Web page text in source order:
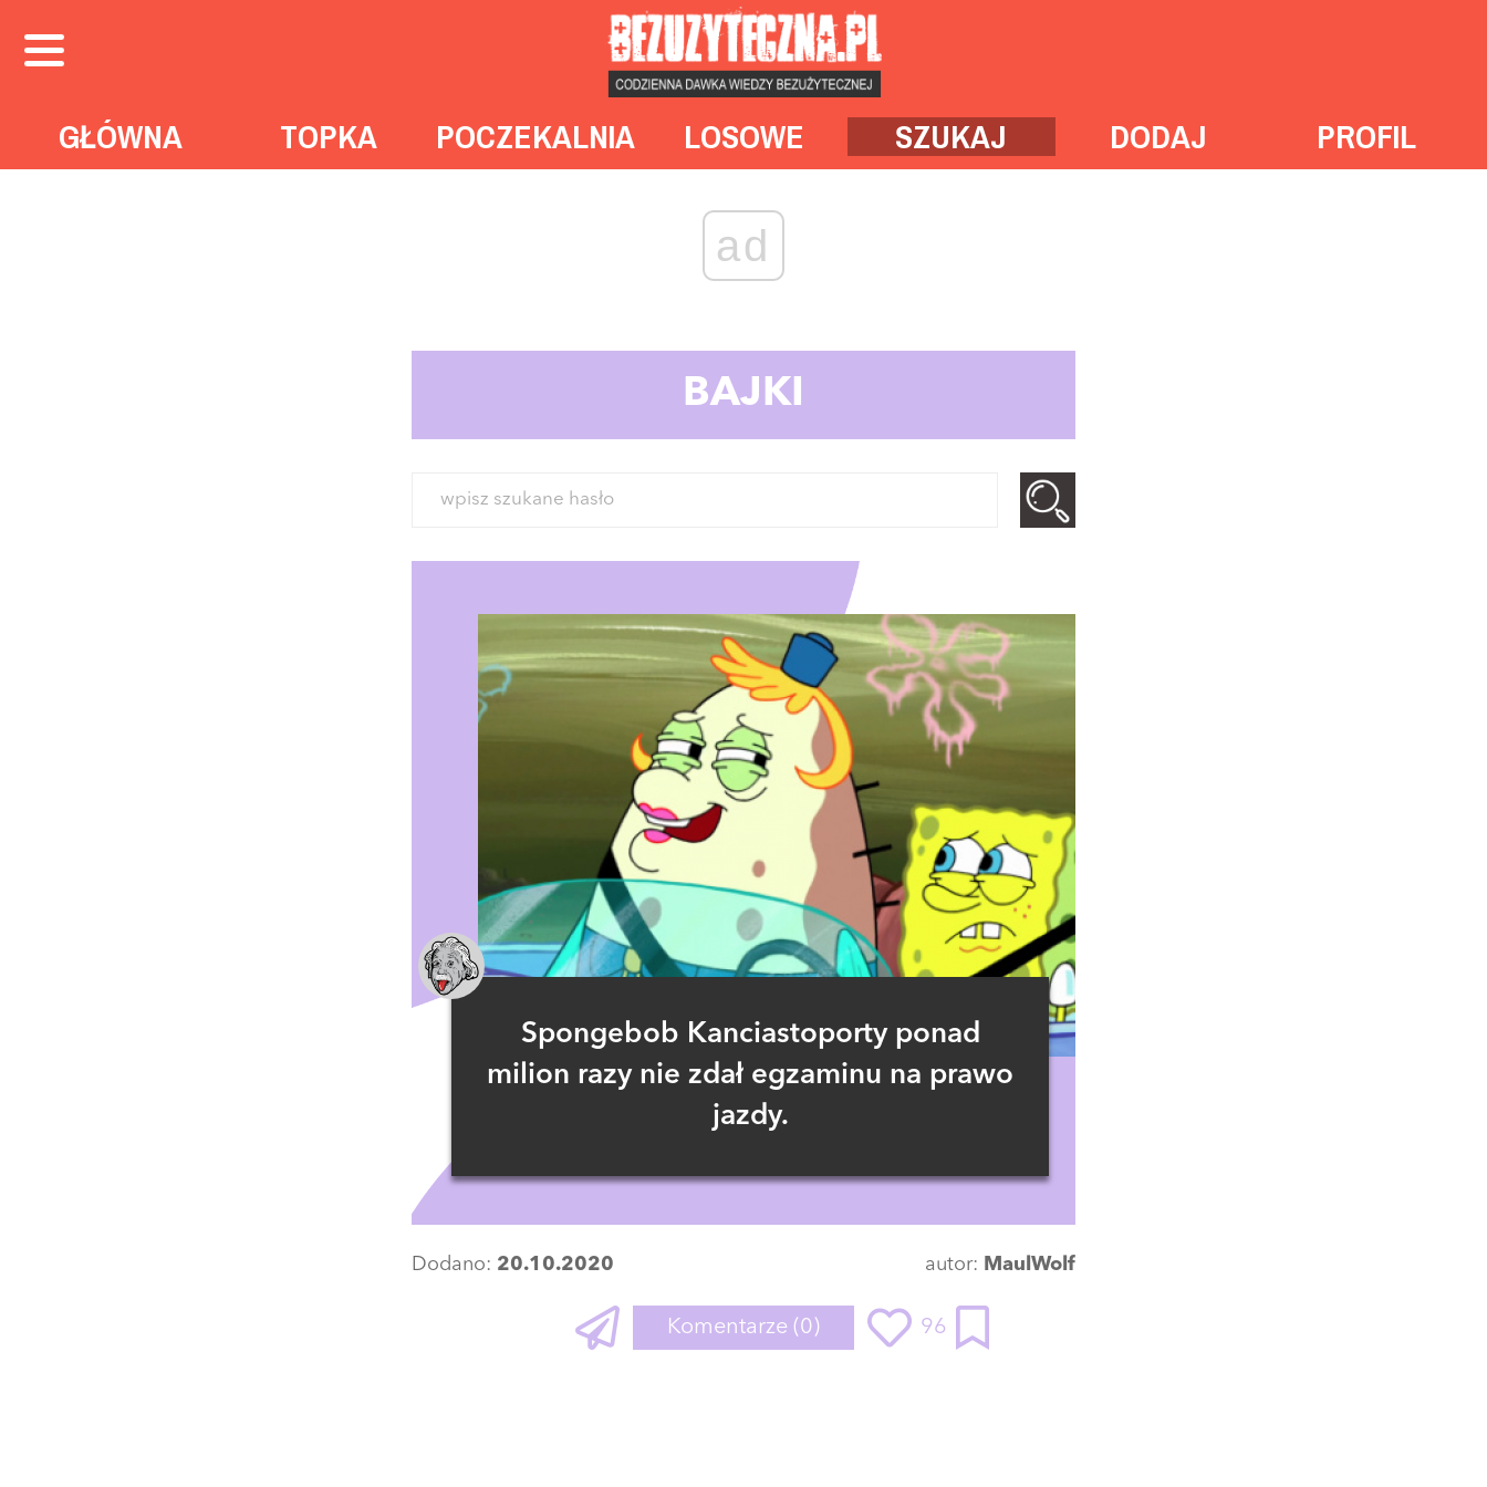
GŁÓWNA TOPKA POCZEKALNIA LOSOWE SZUKAJ DODAJ PROFIL
ad
BAJKI
Spongebob Kanciastoporty ponad
milion razy nie zdał egzaminu na prawo
jazdy.
Dodano: 20.10.2020 autor: MaulWolf
Komentarze (0) 96